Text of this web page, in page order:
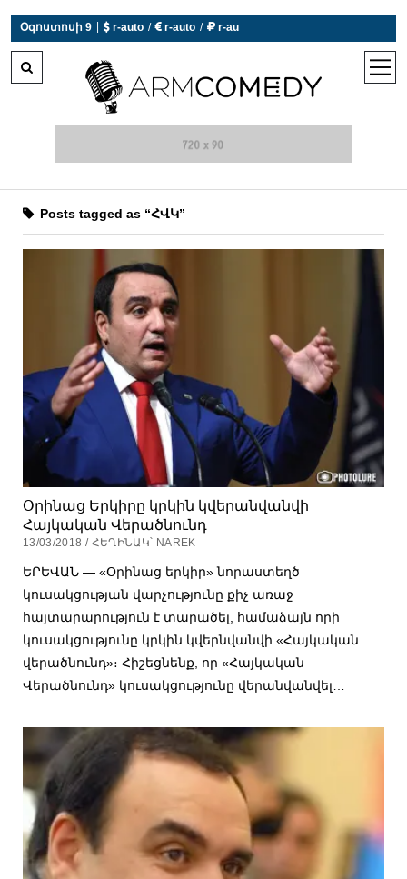
Օգոստոսի 9  r-auto /  r-auto /  r-au
open
Posts tagged as “ՀՎԿ”
Օրինաց Երկիրը կրկին կվերանվանվի
Հայկական Վերածնունդ
13/03/2018 / ՀԵՂԻՆԱԿ՝ NAREK
ԵՐԵՎԱՆ — «Օրինաց երկիր» նորաստեղծ
կուսակցության վարչությունը քիչ առաջ
հայտարարություն է տարածել, համաձայն որի
կուսակցությունը կրկին կվերնվանվի «Հայկական
վերածնունդ»։ Հիշեցնենք, որ «Հայկական
Վերածնունդ» կուսակցությունը վերանվանվել…